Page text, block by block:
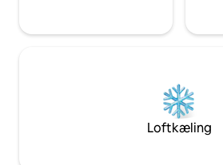
Loftkæling